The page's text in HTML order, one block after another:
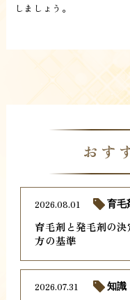
しましょう。
おす
育毛剤と発毛剤の
方の基準
2026.08.01 育毛
2026.07.31 知識